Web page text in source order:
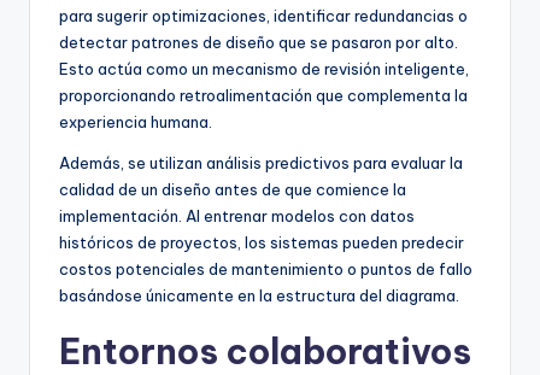
para sugerir optimizaciones, identificar redundancias o
detectar patrones de diseño que se pasaron por alto.
Esto actúa como un mecanismo de revisión inteligente,
proporcionando retroalimentación que complementa la
experiencia humana.
Además, se utilizan análisis predictivos para evaluar la
calidad de un diseño antes de que comience la
implementación. Al entrenar modelos con datos
históricos de proyectos, los sistemas pueden predecir
costos potenciales de mantenimiento o puntos de fallo
basándose únicamente en la estructura del diagrama.
Entornos colaborativos